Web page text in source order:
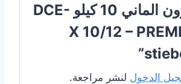
شتيبل الترون الماني 10 كيلو DCE-
X 10/12 –
الدخول لنشر مراجعة.